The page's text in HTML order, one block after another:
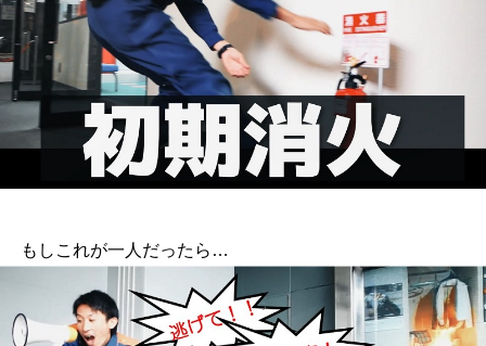
もしこれが一人だったら…